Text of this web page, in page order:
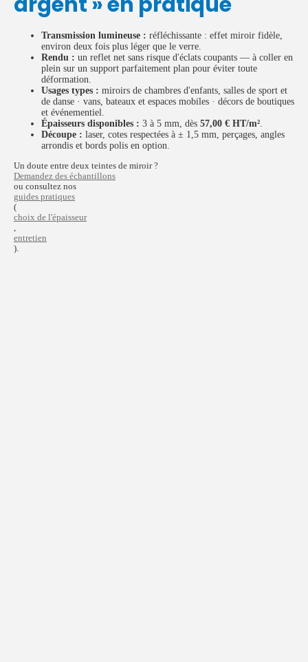
Transmission lumineuse : réfléchissante : effet miroir fidèle,
environ deux fois plus léger que le verre.
Rendu : un reflet net sans risque d'éclats coupants — à coller en
plein sur un support parfaitement plan pour éviter toute
déformation.
Usages types : miroirs de chambres d'enfants, salles de sport et
de danse · vans, bateaux et espaces mobiles · décors de boutiques
et événementiel.
Épaisseurs disponibles : 3 à 5 mm, dès 57,00 € HT/m².
Découpe : laser, cotes respectées à ± 1,5 mm, perçages, angles
arrondis et bords polis en option.
Un doute entre deux teintes de miroir ?
Demandez des échantillons
ou consultez nos
guides pratiques
(
choix de l'épaisseur
,
entretien
).